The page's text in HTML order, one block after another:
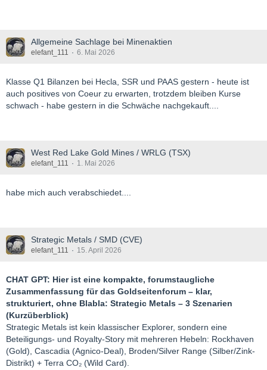
Allgemeine Sachlage bei Minenaktien
elefant_111 6. Mai 2026
Klasse Q1 Bilanzen bei Hecla, SSR und PAAS gestern - heute ist
auch positives von Coeur zu erwarten, trotzdem bleiben Kurse
schwach - habe gestern in die Schwäche nachgekauft....
West Red Lake Gold Mines / WRLG (TSX)
elefant_111 1. Mai 2026
habe mich auch verabschiedet....
Strategic Metals / SMD (CVE)
elefant_111 15. April 2026
CHAT GPT: Hier ist eine kompakte, forumstaugliche
Zusammenfassung für das Goldseitenforum – klar,
strukturiert, ohne Blabla: Strategic Metals – 3 Szenarien
(Kurzüberblick)
Strategic Metals ist kein klassischer Explorer, sondern eine
Beteiligungs- und Royalty-Story mit mehreren Hebeln: Rockhaven
(Gold), Cascadia (Agnico-Deal), Broden/Silver Range (Silber/Zink-
Distrikt) + Terra CO₂ (Wild Card).